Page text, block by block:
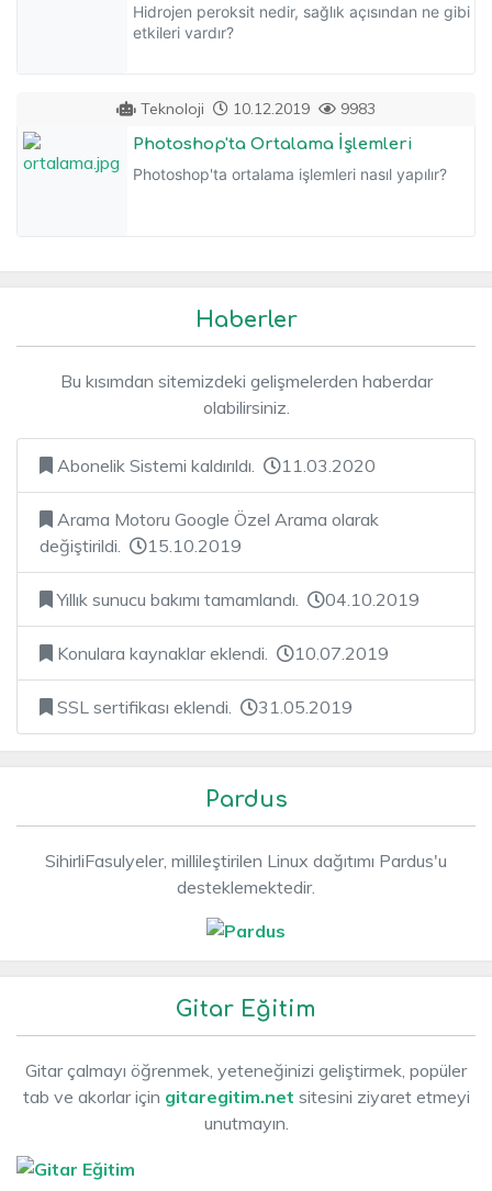
Hidrojen peroksit nedir, sağlık açısından ne gibi
etkileri vardır?
Teknoloji 10.12.2019 9983
Photoshop'ta Ortalama İşlemleri
Photoshop'ta ortalama işlemleri nasıl yapılır?
Haberler
Bu kısımdan sitemizdeki gelişmelerden haberdar
olabilirsiniz.
Abonelik Sistemi kaldırıldı. 11.03.2020
Arama Motoru Google Özel Arama olarak
değiştirildi.
15.10.2019
Yıllık sunucu bakımı tamamlandı. 04.10.2019
Konulara kaynaklar eklendi. 10.07.2019
SSL sertifikası eklendi. 31.05.2019
Pardus
SihirliFasulyeler, millileştirilen Linux dağıtımı Pardus'u
desteklemektedir.
Gitar Eğitim
Gitar çalmayı öğrenmek, yeteneğinizi geliştirmek, popüler
tab ve akorlar için gitaregitim.net sitesini ziyaret etmeyi
unutmayın.